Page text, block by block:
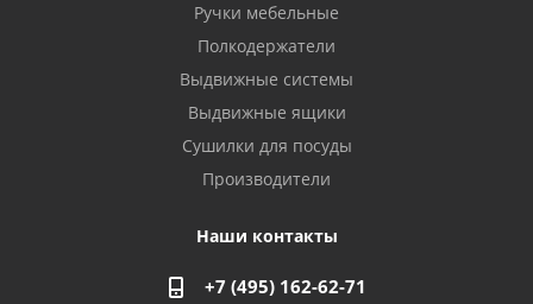
Ручки мебельные
Полкодержатели
Выдвижные системы
Выдвижные ящики
Сушилки для посуды
Производители
Наши контакты
+7 (495) 162-62-71